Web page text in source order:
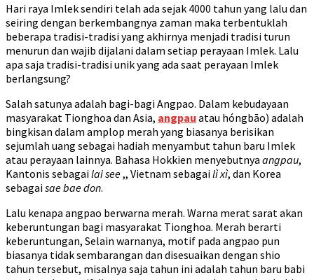
Hari raya Imlek sendiri telah ada sejak 4000 tahun yang lalu dan
seiring dengan berkembangnya zaman maka terbentuklah
beberapa tradisi-tradisi yang akhirnya menjadi tradisi turun
menurun dan wajib dijalani dalam setiap perayaan Imlek. Lalu
apa saja tradisi-tradisi unik yang ada saat perayaan Imlek
berlangsung?
Salah satunya adalah bagi-bagi Angpao. Dalam kebudayaan
masyarakat Tionghoa dan Asia, angpau atau hóngbāo) adalah
bingkisan dalam amplop merah yang biasanya berisikan
sejumlah uang sebagai hadiah menyambut tahun baru Imlek
atau perayaan lainnya. Bahasa Hokkien menyebutnya angpau,
Kantonis sebagailai see,, Vietnam sebagailì xì, dan Korea
sebagaisae bae don.
Lalu kenapa angpao berwarna merah. Warna merat sarat akan
keberuntungan bagi masyarakat Tionghoa. Merah berarti
keberuntungan, Selain warnanya, motif pada angpao pun
biasanya tidak sembarangan dan disesuaikan dengan shio
tahun tersebut, misalnya saja tahun ini adalah tahun baru babi